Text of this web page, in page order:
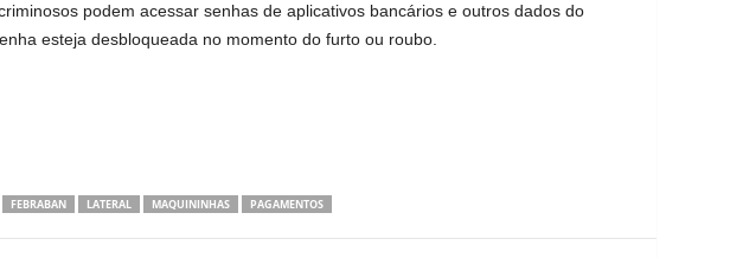
podem acessar senhas de aplicativos bancários e outros dados do
esteja desbloqueada no momento do furto ou roubo.
FEBRABAN LATERAL MAQUININHAS PAGAMENTOS